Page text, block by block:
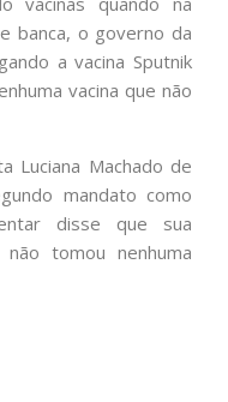
banca, o governo da
a vacina Sputnik
vacina que não
Luciana Machado de
mandato como
disse que sua
tomou nenhuma